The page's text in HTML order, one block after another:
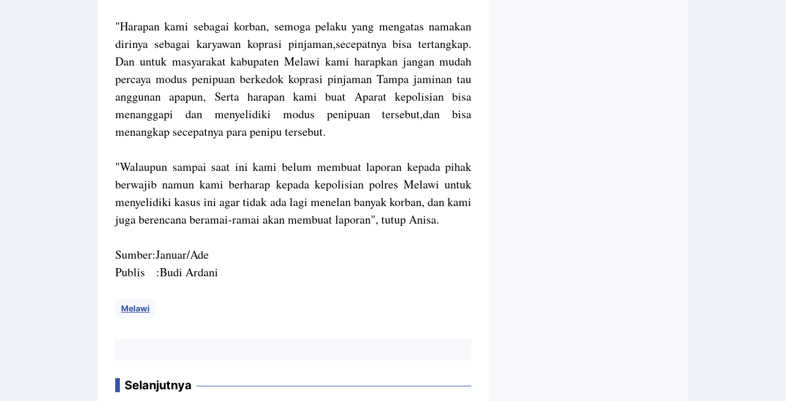
"Harapan kami sebagai korban, semoga pelaku yang mengatas namakan
dirinya sebagai karyawan koprasi pinjaman,secepatnya bisa tertangkap.
Dan untuk masyarakat kabupaten Melawi kami harapkan jangan mudah
percaya modus penipuan berkedok koprasi pinjaman Tampa jaminan tau
anggunan apapun, Serta harapan kami buat Aparat kepolisian bisa
menanggapi dan menyelidiki modus penipuan tersebut,dan bisa
menangkap secepatnya para penipu tersebut.
"Walaupun sampai saat ini kami belum membuat laporan kepada pihak
berwajib namun kami berharap kepada kepolisian polres Melawi untuk
menyelidiki kasus ini agar tidak ada lagi menelan banyak korban, dan kami
juga berencana beramai-ramai akan membuat laporan", tutup Anisa.
Sumber:Januar/Ade
Publis :Budi Ardani
Melawi
Selanjutnya